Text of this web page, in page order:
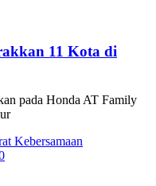
11 Kota di
pada Honda AT Family